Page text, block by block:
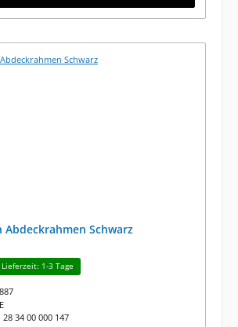
Abdeckrahmen Schwarz
1-3 Tage
28 34 00 000 147